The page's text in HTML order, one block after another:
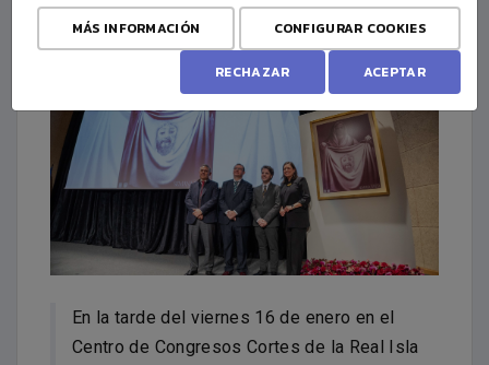
16 DE ENERO DE 2026
En la tarde del viernes 16 de enero en el
Centro de Congresos Cortes de la Real Isla
MÁS INFORMACIÓN CONFIGURAR COOKIES
RECHAZAR ACEPTAR